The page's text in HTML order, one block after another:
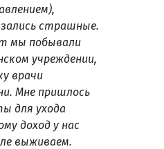
страшные.
мы побывали
учреждении,
врачи
Мне пришлось
для ухода
доход у нас
выживаем.